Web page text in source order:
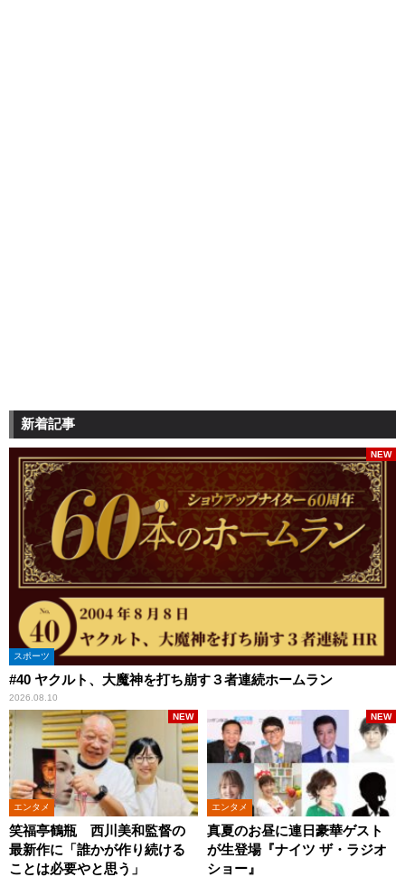
新着記事
スポーツ
#40 ヤクルト、大魔神を打ち崩す３者連続ホームラン
2026.08.10
NEW
エンタメ
笑福亭鶴瓶 西川美和監督の
最新作に「誰かが作り続ける
ことは必要やと思う」
NEW
エンタメ
真夏のお昼に連日豪華ゲスト
が生登場『ナイツ ザ・ラジオ
ショー』
NEW